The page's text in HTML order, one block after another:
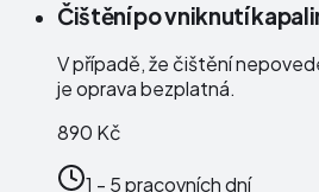
Čištění po vniknutí
V případě, že čištění
je oprava bezplatná.
890 Kč
1 - 5 pracovních dní